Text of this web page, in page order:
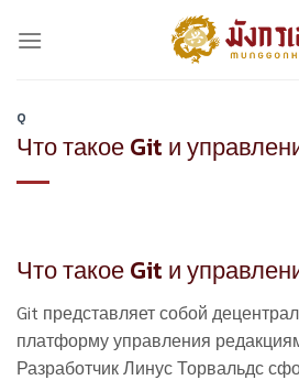
Q
Что такое Git и
Что такое Git и
Git представляет собой
платформу управления
Разработчик Линус Торвальдс